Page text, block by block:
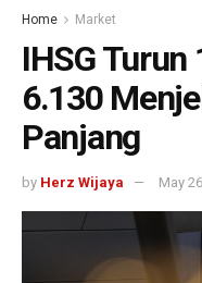
Home Market
IHSG Turun
6.130
Panjang
by Herz Wijaya May